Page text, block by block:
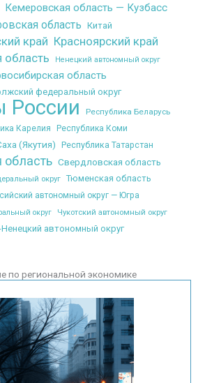
Кемеровская область — Кузбасс
область Китай
край Красноярский край
область
Ненецкий автономный округ
область
федеральный округ
России
Республика Беларусь
Карелия
Республика Коми
(Якутия) Республика Татарстан
область Свердловская область
округ Тюменская область
автономный округ — Югра
округ Чукотский автономный округ
автономный округ
по региональной экономике